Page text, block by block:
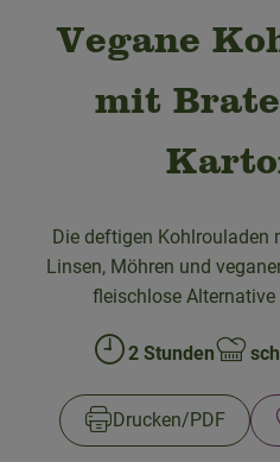
Drogerie & Haushalt
💜 Schnupperangebot
🍎 Bio-Jobkiste
So geht's!
Über uns
Blog
Vegane
mit
Die deftigen Kohlrouladen
Linsen, Möhren und
fleischlose Alternative
Zubreitungszeit:
2 Stunden
Drucken​/​PDF